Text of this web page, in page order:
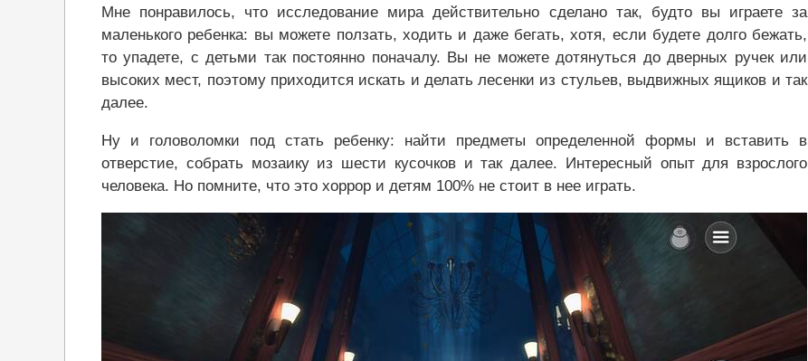
Мне понравилось, что исследование мира действительно сделано так, будто вы играете за
маленького ребенка: вы можете ползать, ходить и даже бегать, хотя, если будете долго бежать,
то упадете, с детьми так постоянно поначалу. Вы не можете дотянуться до дверных ручек или
высоких мест, поэтому приходится искать и делать лесенки из стульев, выдвижных ящиков и так
далее.
Ну и головоломки под стать ребенку: найти предметы определенной формы и вставить в
отверстие, собрать мозаику из шести кусочков и так далее. Интересный опыт для взрослого
человека. Но помните, что это хоррор и детям 100% не стоит в нее играть.